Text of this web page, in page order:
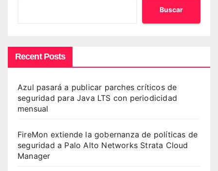
Buscar
Recent Posts
Azul pasará a publicar parches críticos de
seguridad para Java LTS con periodicidad
mensual
FireMon extiende la gobernanza de políticas de
seguridad a Palo Alto Networks Strata Cloud
Manager